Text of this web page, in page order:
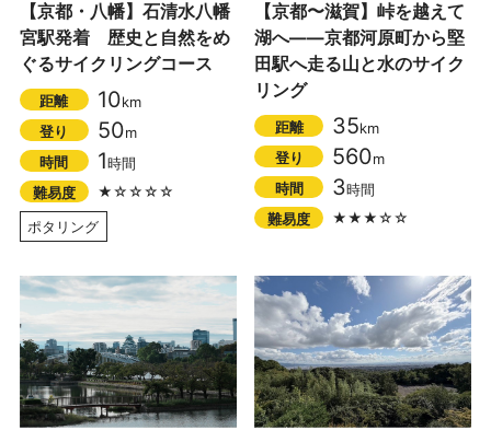
【京都・八幡】石清水八幡
宮駅発着 歴史と自然をめ
ぐるサイクリングコース
距離 10km
登り
50m
時間
1時間
難易度
★☆☆☆☆
ポタリング
【京都〜滋賀】峠を越えて
湖へ――京都河原町から堅
田駅へ走る山と水のサイク
リング
距離 35km
登り
560m
時間
3時間
難易度
★★★☆☆